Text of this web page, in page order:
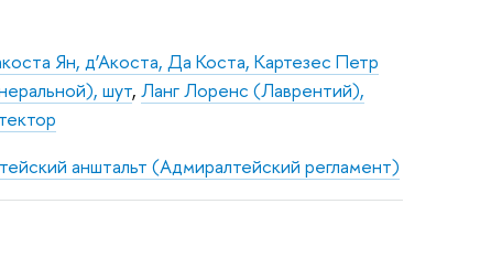
Ян, д’Акоста, Да Коста, Картезес Петр
шут,Ланг Лоренс (Лаврентий),
анштальт (Адмиралтейский регламент)